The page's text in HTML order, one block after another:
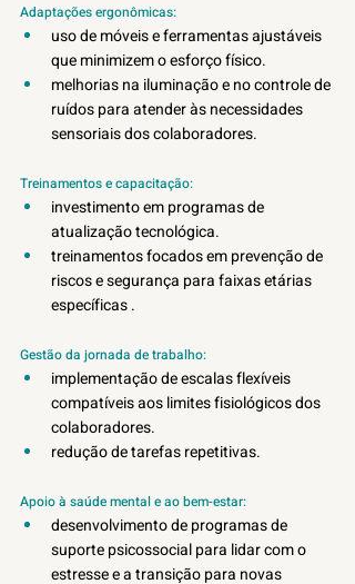
Adaptações ergonômicas:
uso de móveis e ferramentas ajustáveis
que minimizem o esforço físico.
melhorias na iluminação e no controle de
ruídos para atender às necessidades
sensoriais dos colaboradores.
Treinamentos e capacitação:
investimento em programas de
atualização tecnológica.
treinamentos focados em prevenção de
riscos e segurança para faixas etárias
específicas .
Gestão da jornada de trabalho:
implementação de escalas flexíveis
compatíveis aos limites fisiológicos dos
colaboradores.
redução de tarefas repetitivas.
Apoio à saúde mental e ao bem-estar:
desenvolvimento de programas de
suporte psicossocial para lidar com o
estresse e a transição para novas